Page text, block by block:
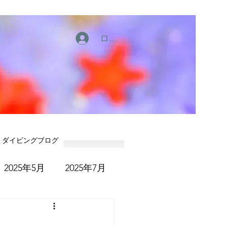
ログイン
ダイビングブログ
2025年5月 2025年7月
2026年2月